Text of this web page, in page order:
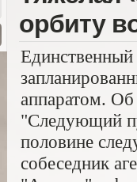
орбиту
Единственный
аппаратом. Об
"Следующий
половине
собеседник